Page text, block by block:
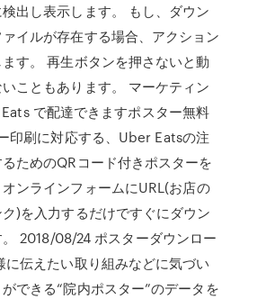
出し表示します。 もし、ダウン
イルが存在する場合、アクション
す。 再生ボタンを押さないと動
こともあります。 マーケティン
で配達できますポスター無料
印刷に対応する、Uber Eatsの注
ためのQRコード付きポスターを
ンラインフォームにURL(お店の
)を入力するだけですぐにダウン
2018/08/24 ポスターダウンロー
に伝えたい取り組みなどに気づい
できる“院内ポスター”のデータを